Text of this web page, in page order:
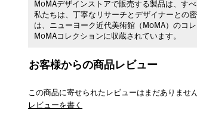
MoMAデザインストアで販売する製品は、す
私たちは、丁寧なリサーチとデザイナーとの
は、ニューヨーク近代美術館（MoMA）のコ
MoMAコレクションに収蔵されています。
お客様からの商品レビュー
この商品に寄せられたレビューはまだありません
レビューを書く